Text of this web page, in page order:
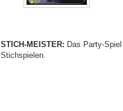
STICH-MEISTER: Das Party-
Stichspielen.